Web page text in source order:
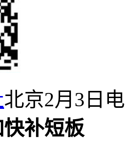
北京2月3日电
补短板